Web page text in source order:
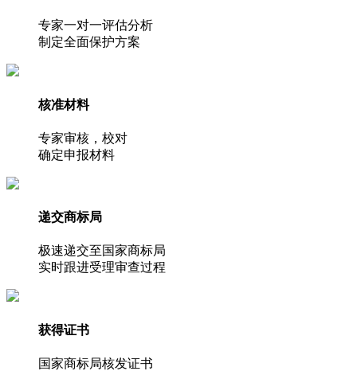
专家一对一评估分析
制定全面保护方案
核准材料
专家审核，校对
确定申报材料
递交商标局
极速递交至国家商标局
实时跟进受理审查过程
获得证书
国家商标局核发证书